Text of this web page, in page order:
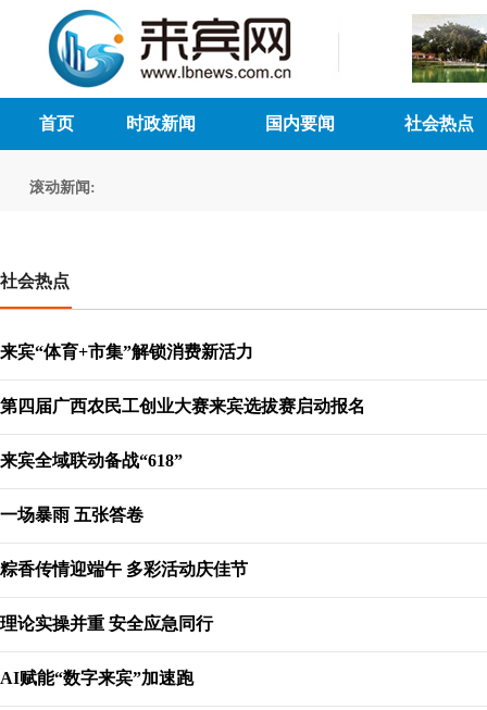
首页 时政新闻 国内要闻 社会热点
滚动新闻:
社会热点
来宾“体育+市集”解锁消费新活力
第四届广西农民工创业大赛来宾选拔赛启动报名
来宾全域联动备战“618”
一场暴雨 五张答卷
粽香传情迎端午 多彩活动庆佳节
理论实操并重 安全应急同行
AI赋能“数字来宾”加速跑